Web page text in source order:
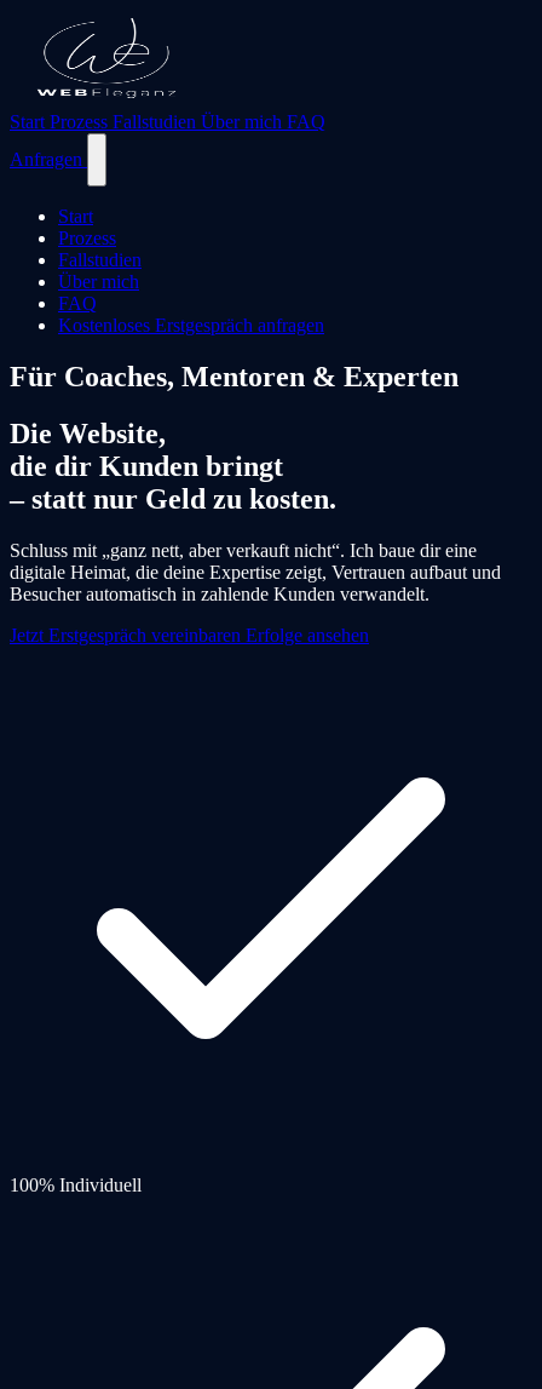
Start Prozess Fallstudien Über mich FAQ
Anfragen
Start
Prozess
Fallstudien
Über mich
FAQ
Kostenloses Erstgespräch anfragen
Für Coaches, Mentoren & Experten
Die Website,
die dir Kunden bringt
– statt nur Geld zu kosten.
Schluss mit „ganz nett, aber verkauft nicht“. Ich baue dir eine
digitale Heimat, die deine Expertise zeigt, Vertrauen aufbaut und
Besucher automatisch in zahlende Kunden verwandelt.
Jetzt Erstgespräch vereinbaren Erfolge ansehen
100% Individuell